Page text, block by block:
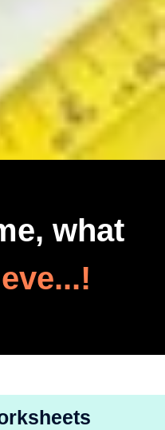
what